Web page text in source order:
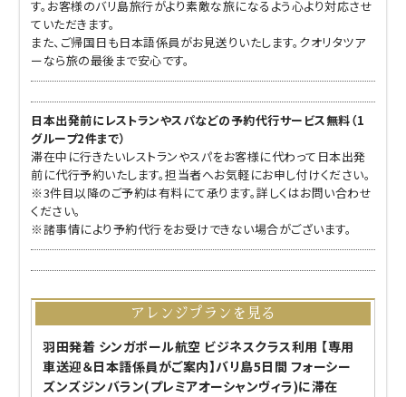
す。お客様のバリ島旅行がより素敵な旅になるよう心より対応させ
ていただきます。
また、ご帰国日も日本語係員がお見送りいたします。クオリタツア
ーなら旅の最後まで安心です。
日本出発前にレストランやスパなどの予約代行サービス無料（1
グループ2件まで）
滞在中に行きたいレストランやスパをお客様に代わって日本出発
前に代行予約いたします。担当者へお気軽にお申し付けください。
※3件目以降のご予約は有料にて承ります。詳しくはお問い合わせ
ください。
※諸事情により予約代行をお受けできない場合がございます。
アレンジプランを見る
羽田発着 シンガポール航空 ビジネスクラス利用 【専用
車送迎＆日本語係員がご案内】バリ島5日間 フォーシー
ズンズジンバラン(プレミアオーシャンヴィラ)に滞在